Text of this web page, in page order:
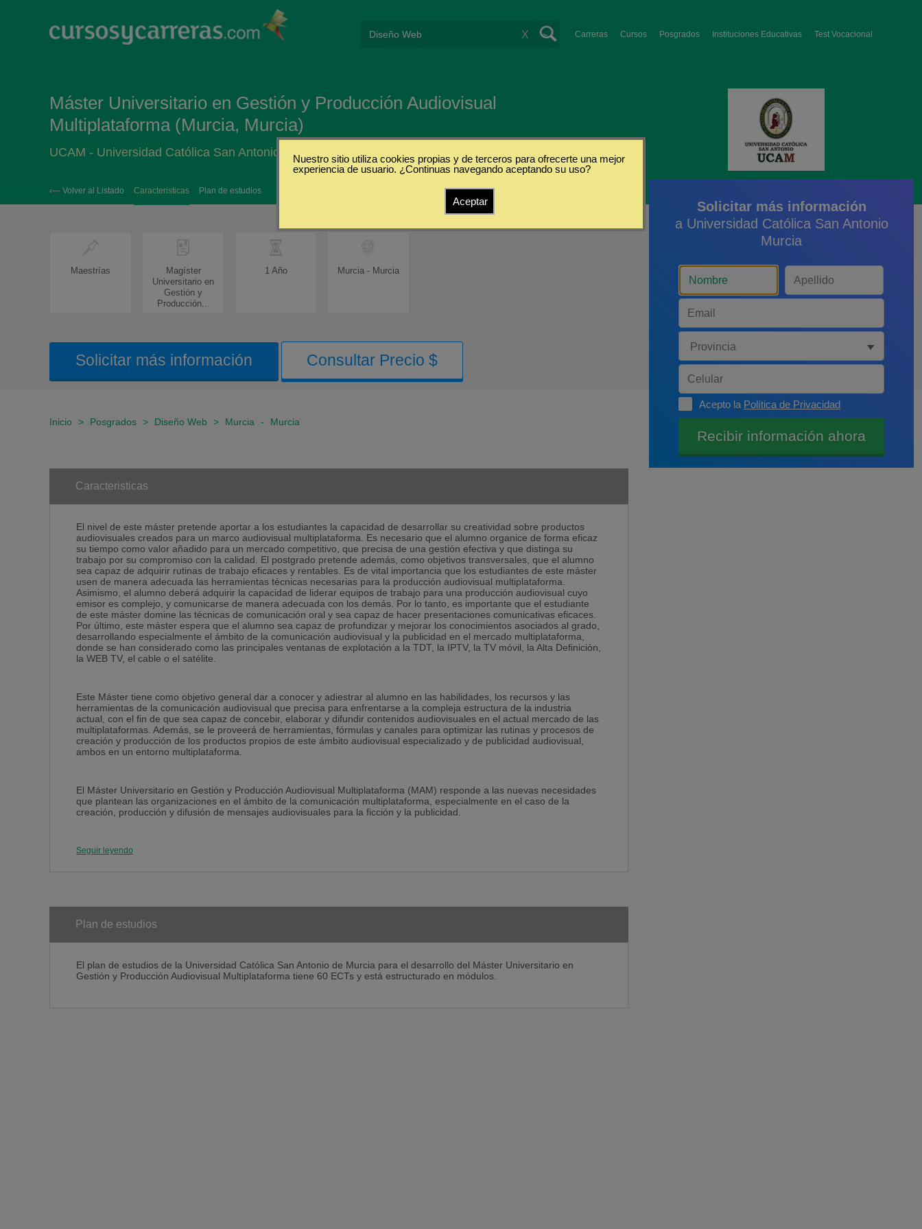
Carreras Cursos Posgrados Instituciones Educativas Test Vocacional
X
Máster Universitario en Gestión y Producción Audiovisual
Multiplataforma (Murcia, Murcia)
UCAM - Universidad Católica San Antonio Murcia
‹— Volver al Listado Caracteristicas Plan de estudios
Maestrías
Magíster
Universitario en
Gestión y
Producción...
1 Año Murcia - Murcia
Solicitar más información Consultar Precio $
Inicio > Posgrados > Diseño Web > Murcia - Murcia
Caracteristicas
El nivel de este máster pretende aportar a los estudiantes la capacidad de desarrollar su creatividad sobre productos
audiovisuales creados para un marco audiovisual multiplataforma. Es necesario que el alumno organice de forma eficaz
su tiempo como valor añadido para un mercado competitivo, que precisa de una gestión efectiva y que distinga su
trabajo por su compromiso con la calidad. El postgrado pretende además, como objetivos transversales, que el alumno
sea capaz de adquirir rutinas de trabajo eficaces y rentables. Es de vital importancia que los estudiantes de este máster
usen de manera adecuada las herramientas técnicas necesarias para la producción audiovisual multiplataforma.
Asimismo, el alumno deberá adquirir la capacidad de liderar equipos de trabajo para una producción audiovisual cuyo
emisor es complejo, y comunicarse de manera adecuada con los demás. Por lo tanto, es importante que el estudiante
de este máster domine las técnicas de comunicación oral y sea capaz de hacer presentaciones comunicativas eficaces.
Por último, este máster espera que el alumno sea capaz de profundizar y mejorar los conocimientos asociados al grado,
desarrollando especialmente el ámbito de la comunicación audiovisual y la publicidad en el mercado multiplataforma,
donde se han considerado como las principales ventanas de explotación a la TDT, la IPTV, la TV móvil, la Alta Definición,
la WEB TV, el cable o el satélite.
Este Máster tiene como objetivo general dar a conocer y adiestrar al alumno en las habilidades, los recursos y las
herramientas de la comunicación audiovisual que precisa para enfrentarse a la compleja estructura de la industria
actual, con el fin de que sea capaz de concebir, elaborar y difundir contenidos audiovisuales en el actual mercado de las
multiplataformas. Además, se le proveerá de herramientas, fórmulas y canales para optimizar las rutinas y procesos de
creación y producción de los productos propios de este ámbito audiovisual especializado y de publicidad audiovisual,
ambos en un entorno multiplataforma.
El Máster Universitario en Gestión y Producción Audiovisual Multiplataforma (MAM) responde a las nuevas necesidades
que plantean las organizaciones en el ámbito de la comunicación multiplataforma, especialmente en el caso de la
creación, producción y difusión de mensajes audiovisuales para la ficción y la publicidad.
Seguir leyendo
Plan de estudios
El plan de estudios de la Universidad Católica San Antonio de Murcia para el desarrollo del Máster Universitario en
Gestión y Producción Audiovisual Multiplataforma tiene 60 ECTs y está estructurado en módulos.
Solicitar más información
a Universidad Católica San Antonio
Murcia
Acepto la Política de Privacidad
Nuestro sitio utiliza cookies propias y de terceros para ofrecerte una mejor
experiencia de usuario. ¿Continuas navegando aceptando su uso?
Aceptar